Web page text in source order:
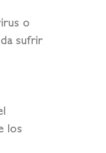
o
sufrir
los